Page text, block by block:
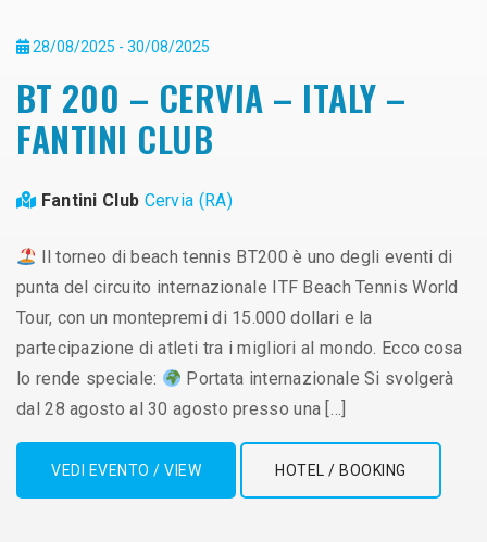
28/08/2025 - 30/08/2025
BT 200 – CERVIA – ITALY –
FANTINI CLUB
Fantini Club Cervia (RA)
Il torneo di beach tennis BT200 è uno degli eventi di
punta del circuito internazionale ITF Beach Tennis World
Tour, con un montepremi di 15.000 dollari e la
partecipazione di atleti tra i migliori al mondo. Ecco cosa
lo rende speciale:
Portata internazionale Si svolgerà
dal 28 agosto al 30 agosto presso una […]
VEDI EVENTO / VIEW HOTEL / BOOKING